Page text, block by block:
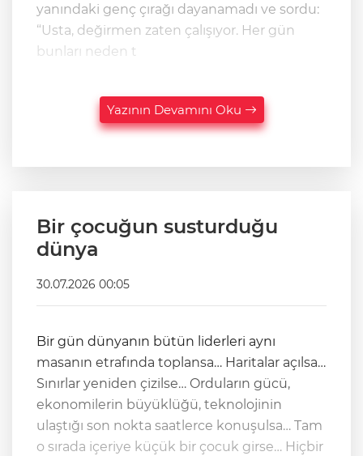
yanındaki genç çırağı dayanamadı ve sordu:
“Usta, değirmen zaten çalışıyor. Her gün
bunları neden t
Yazının Devamını Oku
Bir çocuğun susturduğu
dünya
30.07.2026 00:05
Bir gün dünyanın bütün liderleri aynı
masanın etrafında toplansa… Haritalar açılsa…
Sınırlar yeniden çizilse… Orduların gücü,
ekonomilerin büyüklüğü, teknolojinin
ulaştığı son nokta saatlerce konuşulsa… Tam
o sırada içeriye küçük bir çocuk girse… Hiçbir